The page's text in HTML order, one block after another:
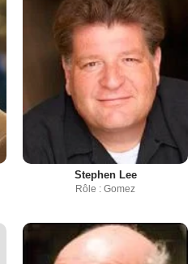
Stephen Lee
Rôle : Gomez